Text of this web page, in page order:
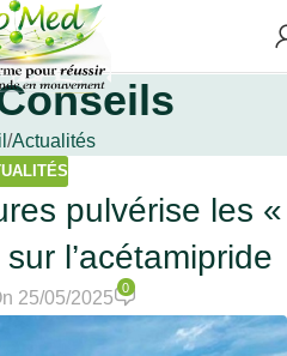
Actualités
pulvérise les «
l’acétamipride
25/05/2025
0